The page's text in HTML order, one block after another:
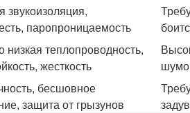
звукоизоляция,
паропроницаемость
низкая теплопроводность,
жесткость
бесшовное
защита от грызунов